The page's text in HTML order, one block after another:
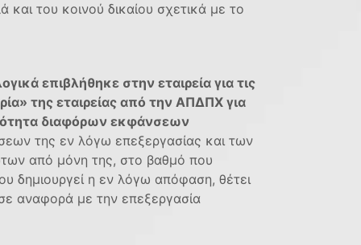
του κοινού δικαίου σχετικά με το
επιβλήθηκε στην εταιρεία για τις
της εταιρείας από την ΑΠΔΠΧ για
διαφόρων εκφάνσεων
της εν λόγω επεξεργασίας και των
από μόνη της, στο βαθμό που
δημιουργεί η εν λόγω απόφαση, θέτει
αναφορά με την επεξεργασία